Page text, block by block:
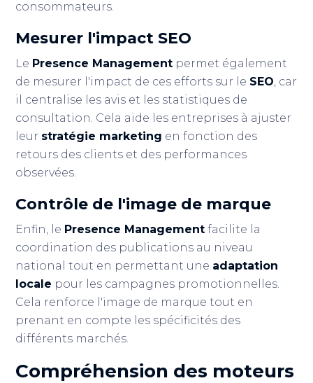
consommateurs.
Mesurer l'impact SEO
Le Presence Management permet également
de mesurer l'impact de ces efforts sur le SEO, car
il centralise les avis et les statistiques de
consultation. Cela aide les entreprises à ajuster
leur stratégie marketing en fonction des
retours des clients et des performances
observées.
Contrôle de l'image de marque
Enfin, le Presence Management facilite la
coordination des publications au niveau
national tout en permettant une adaptation
locale pour les campagnes promotionnelles.
Cela renforce l'image de marque tout en
prenant en compte les spécificités des
différents marchés.
Compréhension des moteurs